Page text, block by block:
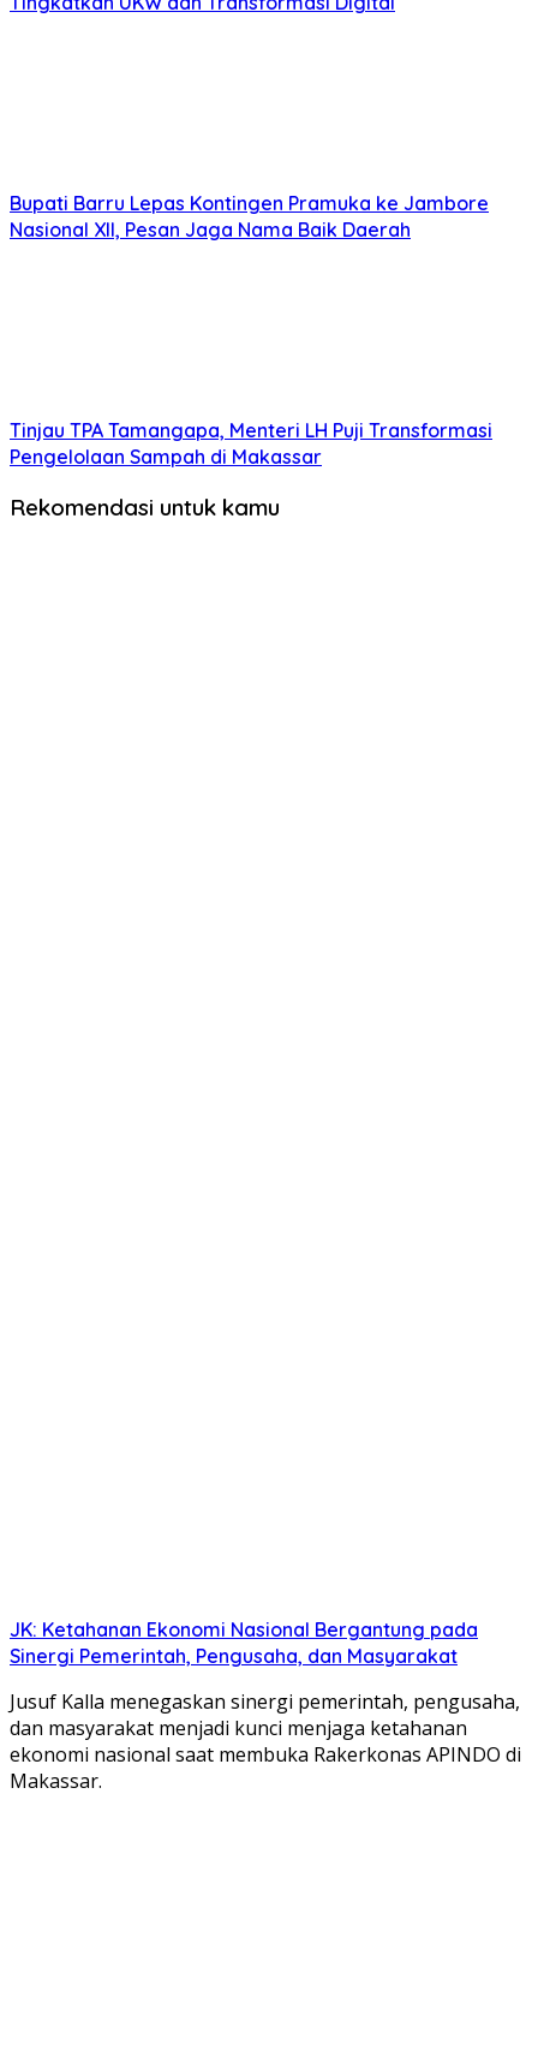
Bupati Barru Lepas Kontingen Pramuka ke Jambore
Nasional XII, Pesan Jaga Nama Baik Daerah
Tinjau TPA Tamangapa, Menteri LH Puji Transformasi
Pengelolaan Sampah di Makassar
Rekomendasi untuk kamu
JK: Ketahanan Ekonomi Nasional Bergantung pada
Sinergi Pemerintah, Pengusaha, dan Masyarakat
Jusuf Kalla menegaskan sinergi pemerintah, pengusaha,
dan masyarakat menjadi kunci menjaga ketahanan
ekonomi nasional saat membuka Rakerkonas APINDO di
Makassar.